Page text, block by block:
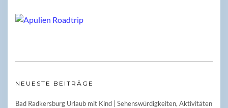
NEUESTE BEITRÄGE
Bad Radkersburg Urlaub mit Kind | Sehenswürdigkeiten, Aktivitäten